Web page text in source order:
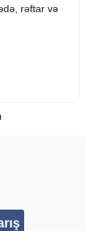
rəftar və